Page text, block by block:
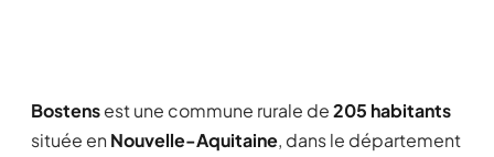
Bostensest une commune rurale de205 habitants
située en Nouvelle-Aquitaine, dans le département